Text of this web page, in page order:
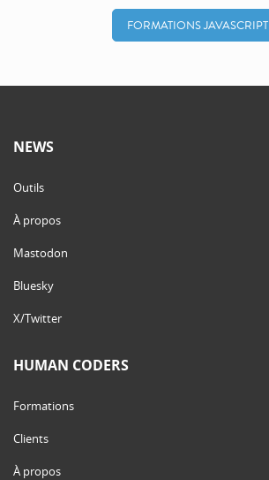
FORMATIONS JAVASCRIPT
NEWS
Outils
À propos
Mastodon
Bluesky
X/Twitter
HUMAN CODERS
Formations
Clients
À propos